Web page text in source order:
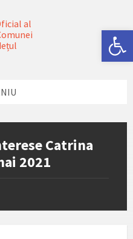
Catrina
2021
Deschide bara de unelte